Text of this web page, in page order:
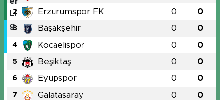
2 Erzurumspor FK 0 0
3 Başakşehir 0 0
4 Kocaelispor 0 0
5 Beşiktaş 0 0
6 Eyüpspor 0 0
7 Galatasaray 0 0